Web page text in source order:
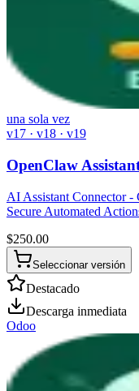
una sola vez
v17 · v18 · v19
OpenClaw
AI Assistant Connector
Secure Automated
$250.00
Seleccionar versión
Destacado
Descarga inmediata
Odoo